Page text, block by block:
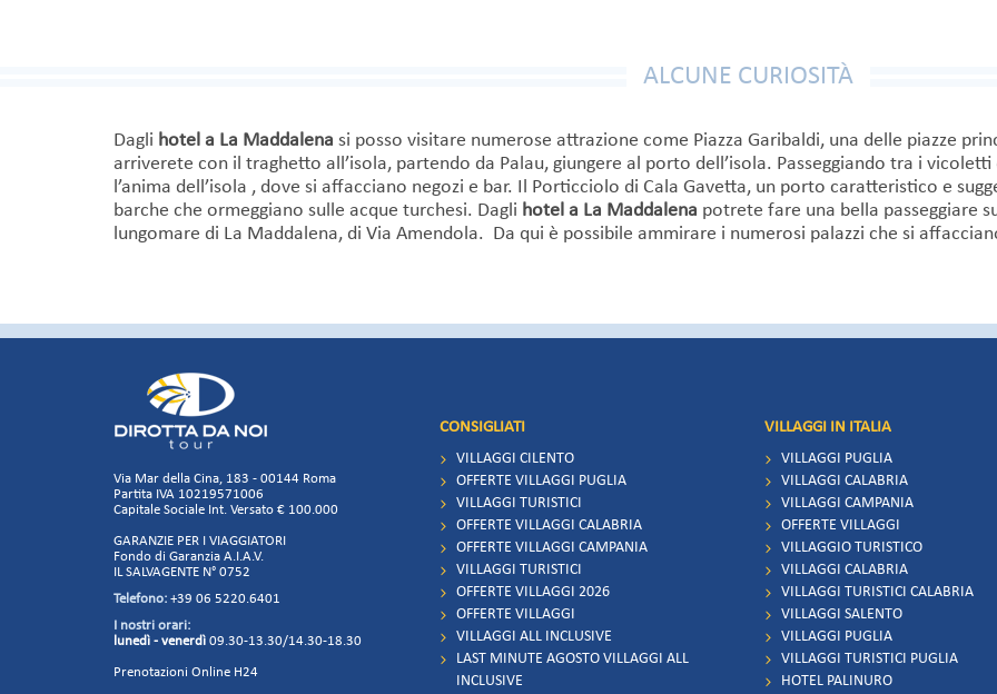
ALCUNE CURIOSITÀ
Dagli hotel a La Maddalena si posso visitare numerose attrazione come Piazza Garibaldi, una delle piazze
arriverete con il traghetto all’isola, partendo da Palau, giungere al porto dell’isola. Passeggiando tra i
l’anima dell’isola , dove si affacciano negozi e bar. Il Porticciolo di Cala Gavetta, un porto caratteristico e
barche che ormeggiano sulle acque turchesi. Dagli hotel a La Maddalena potrete fare una bella passeggiare
lungomare di La Maddalena, di Via Amendola. Da qui è possibile ammirare i numerosi palazzi che si
Via Mar della Cina, 183 - 00144 Roma
Partita IVA 10219571006
Capitale Sociale Int. Versato € 100.000
GARANZIE PER I VIAGGIATORI
Fondo di Garanzia A.I.A.V.
IL SALVAGENTE N° 0752
Telefono: +39 06 5220.6401
I nostri orari:
lunedì - venerdì 09.30-13.30/14.30-18.30
Prenotazioni Online H24
CONSIGLIATI
VILLAGGI CILENTO
OFFERTE VILLAGGI PUGLIA
VILLAGGI TURISTICI
OFFERTE VILLAGGI CALABRIA
OFFERTE VILLAGGI CAMPANIA
VILLAGGI TURISTICI
OFFERTE VILLAGGI 2026
OFFERTE VILLAGGI
VILLAGGI ALL INCLUSIVE
LAST MINUTE AGOSTO VILLAGGI ALL
INCLUSIVE
VILLAGGI IN ITALIA
VILLAGGI PUGLIA
VILLAGGI CALABRIA
VILLAGGI CAMPANIA
OFFERTE VILLAGGI
VILLAGGIO TURISTICO
VILLAGGI CALABRIA
VILLAGGI TURISTICI CALABRIA
VILLAGGI SALENTO
VILLAGGI PUGLIA
VILLAGGI TURISTICI PUGLIA
HOTEL PALINURO